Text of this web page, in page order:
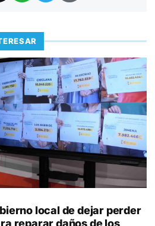
local de dejar perder
reparar daños de los